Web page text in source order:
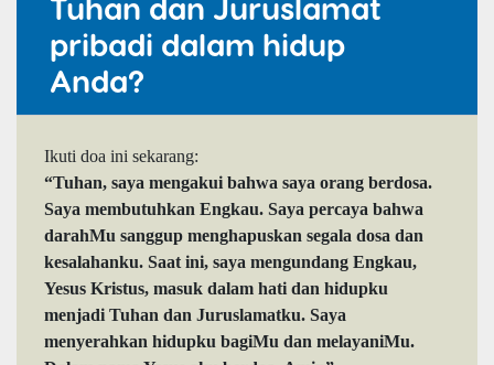
Tuhan dan Juruslamat
pribadi dalam hidup
Anda?
Ikuti doa ini sekarang:
“Tuhan, saya mengakui bahwa saya orang berdosa.
Saya membutuhkan Engkau. Saya percaya bahwa
darahMu sanggup menghapuskan segala dosa dan
kesalahanku. Saat ini, saya mengundang Engkau,
Yesus Kristus, masuk dalam hati dan hidupku
menjadi Tuhan dan Juruslamatku. Saya
menyerahkan hidupku bagiMu dan melayaniMu.